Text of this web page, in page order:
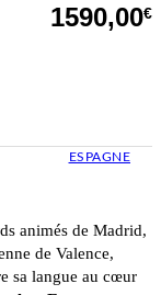
1590,00€
ESPAGNE
animés de Madrid,
de Valence,
sa langue au cœur